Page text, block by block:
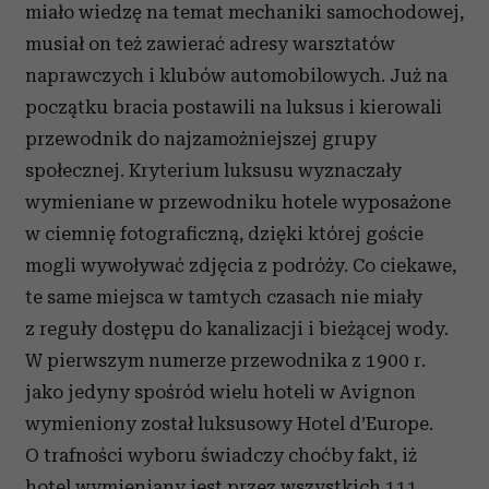
miało wiedzę na temat mechaniki samochodowej,
musiał on też zawierać adresy warsztatów
naprawczych i klubów automobilowych. Już na
początku bracia postawili na luksus i kierowali
przewodnik do najzamożniejszej grupy
społecznej. Kryterium luksusu wyznaczały
wymieniane w przewodniku hotele wyposażone
w ciemnię fotograficzną, dzięki której goście
mogli wywoływać zdjęcia z podróży. Co ciekawe,
te same miejsca w tamtych czasach nie miały
z reguły dostępu do kanalizacji i bieżącej wody.
W pierwszym numerze przewodnika z 1900 r.
jako jedyny spośród wielu hoteli w Avignon
wymieniony został luksusowy Hotel d’Europe.
O trafności wyboru świadczy choćby fakt, iż